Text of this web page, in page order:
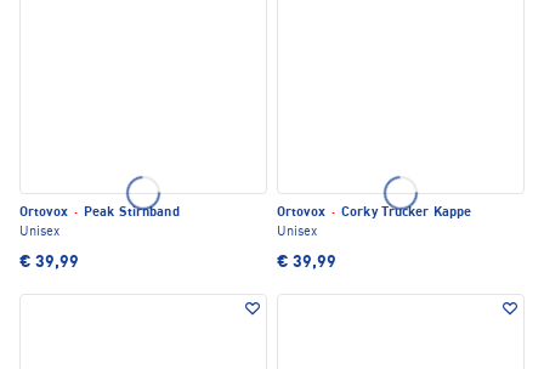
Ortovox · Peak Stirnband
Unisex
€ 39,99
Ortovox · Corky Trucker Kappe
Unisex
€ 39,99